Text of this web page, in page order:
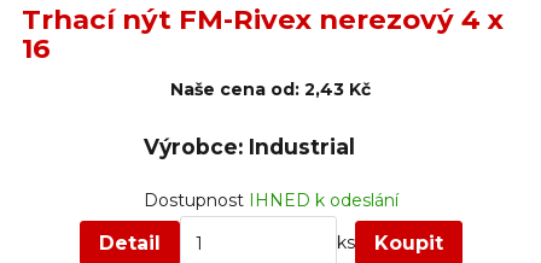
Trhací nýt FM-Rivex nerezový 4 x
16
Naše cena od: 2,43 Kč
Výrobce: Industrial
DostupnostIHNED k odeslání
Detail ks Koupit